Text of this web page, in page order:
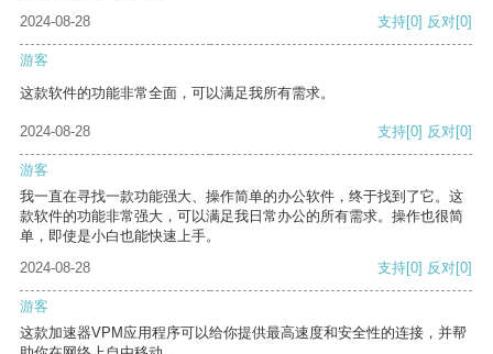
2024-08-28
支持[0] 反对[0]
游客
这款软件的功能非常全面，可以满足我所有需求。
2024-08-28 支持[0] 反对[0]
游客
我一直在寻找一款功能强大、操作简单的办公软件，终于找到了它。这
款软件的功能非常强大，可以满足我日常办公的所有需求。操作也很简
单，即使是小白也能快速上手。
2024-08-28
支持[0] 反对[0]
游客
这款加速器VPM应用程序可以给你提供最高速度和安全性的连接，并帮